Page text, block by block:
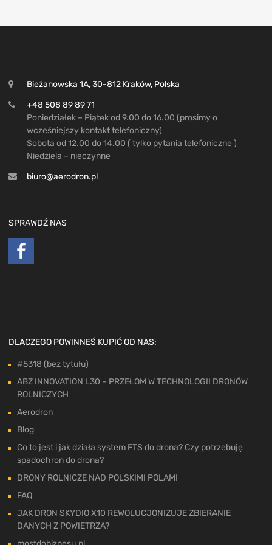
Bieżanowska 1A, 30-812 Kraków, Polska
+48 508 89 89 71
Poniedziałek – Piątek od 9.00 do 16.00 (prosimy o
wcześniejszy kontakt telefoniczny)
Sobota od 12.00 do 14.00 ( tylko pytania telefoniczne )
Niedziela – nieczynne
biuro@aerodron.pl
SPRAWDŹ NAS
DLACZEGO POWINNEŚ KUPIĆ OD NAS:
#5318 (bez tytułu)
ABZ INNOVATION L30 – PRZEŁOM W TECHNOLOGII DRONÓW
ROLNICZYCH
Aerodron
Blog
Co to jest i jak działa system FTS do drona? Czy potrzebuję
spadochron do drona?
DRONY ROLNICZE NAD POLSKIMI POLAMI
FAQ
JAK DRON SKYDIO X10 REWOLUCJONIZUJE ZBIERANIE
DANYCH Z POWIETRZA?